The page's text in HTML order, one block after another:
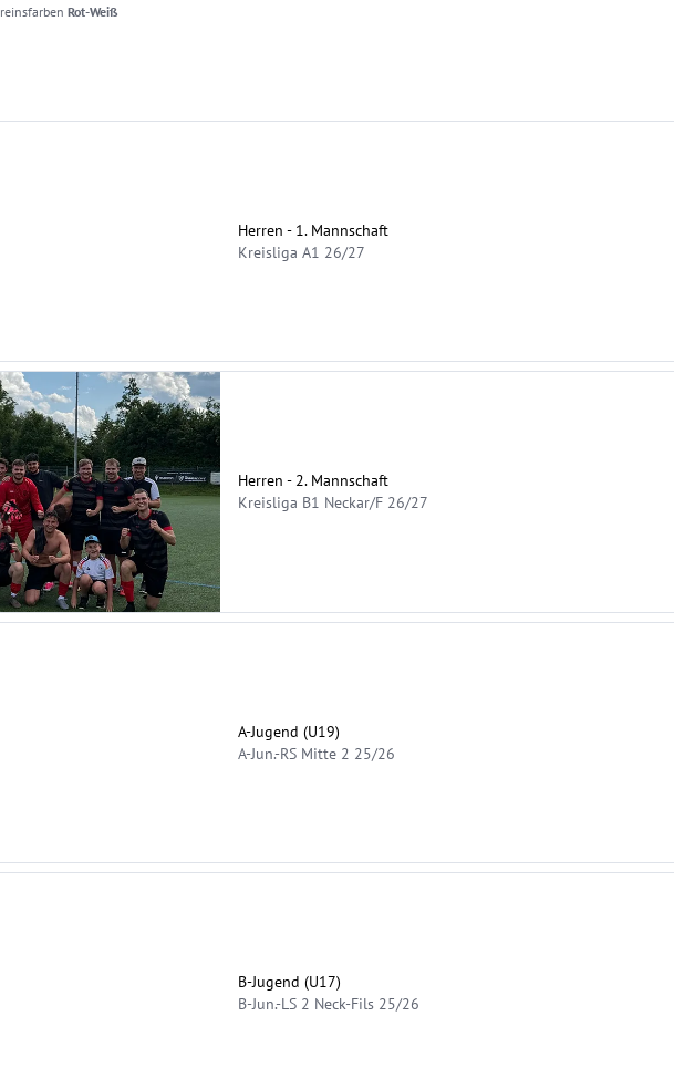
Rot-Weiß
Herren - 1. Mannschaft
Kreisliga A1 26/27
Herren - 2. Mannschaft
Kreisliga B1 Neckar/F 26/27
A-Jugend (U19)
A-Jun.-RS Mitte 2 25/26
B-Jugend (U17)
B-Jun.-LS 2 Neck-Fils 25/26